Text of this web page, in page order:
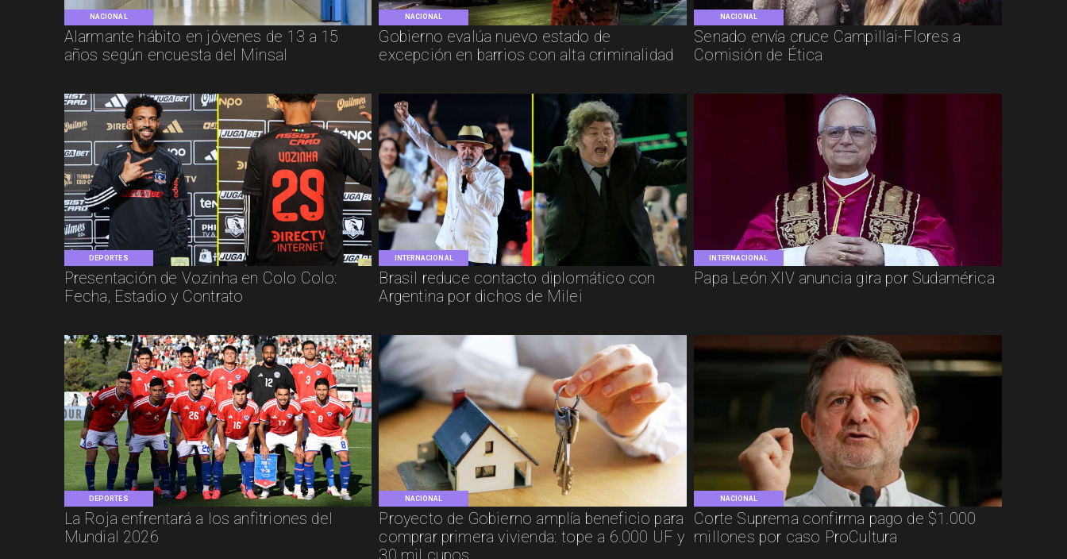
NACIONAL
Alarmante hábito en jóvenes de 13 a 15
años según encuesta del Minsal
NACIONAL
Gobierno evalúa nuevo estado de
excepción en barrios con alta criminalidad
NACIONAL
Senado envía cruce Campillai-Flores a
Comisión de Ética
DEPORTES
Presentación de Vozinha en Colo Colo:
Fecha, Estadio y Contrato
INTERNACIONAL
Brasil reduce contacto diplomático con
Argentina por dichos de Milei
INTERNACIONAL
Papa León XIV anuncia gira por Sudamérica
DEPORTES
La Roja enfrentará a los anfitriones del
Mundial 2026
NACIONAL
Proyecto de Gobierno amplía beneficio para
comprar primera vivienda: tope a 6.000 UF y
NACIONAL
Corte Suprema confirma pago de $1.000
millones por caso ProCultura